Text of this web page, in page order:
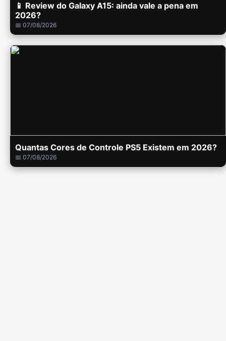
📱 Review do Galaxy A15: ainda vale a pena em
2026?
📅 07/08/2026
Quantas Cores de Controle PS5 Existem em 2026?
📅 07/08/2026